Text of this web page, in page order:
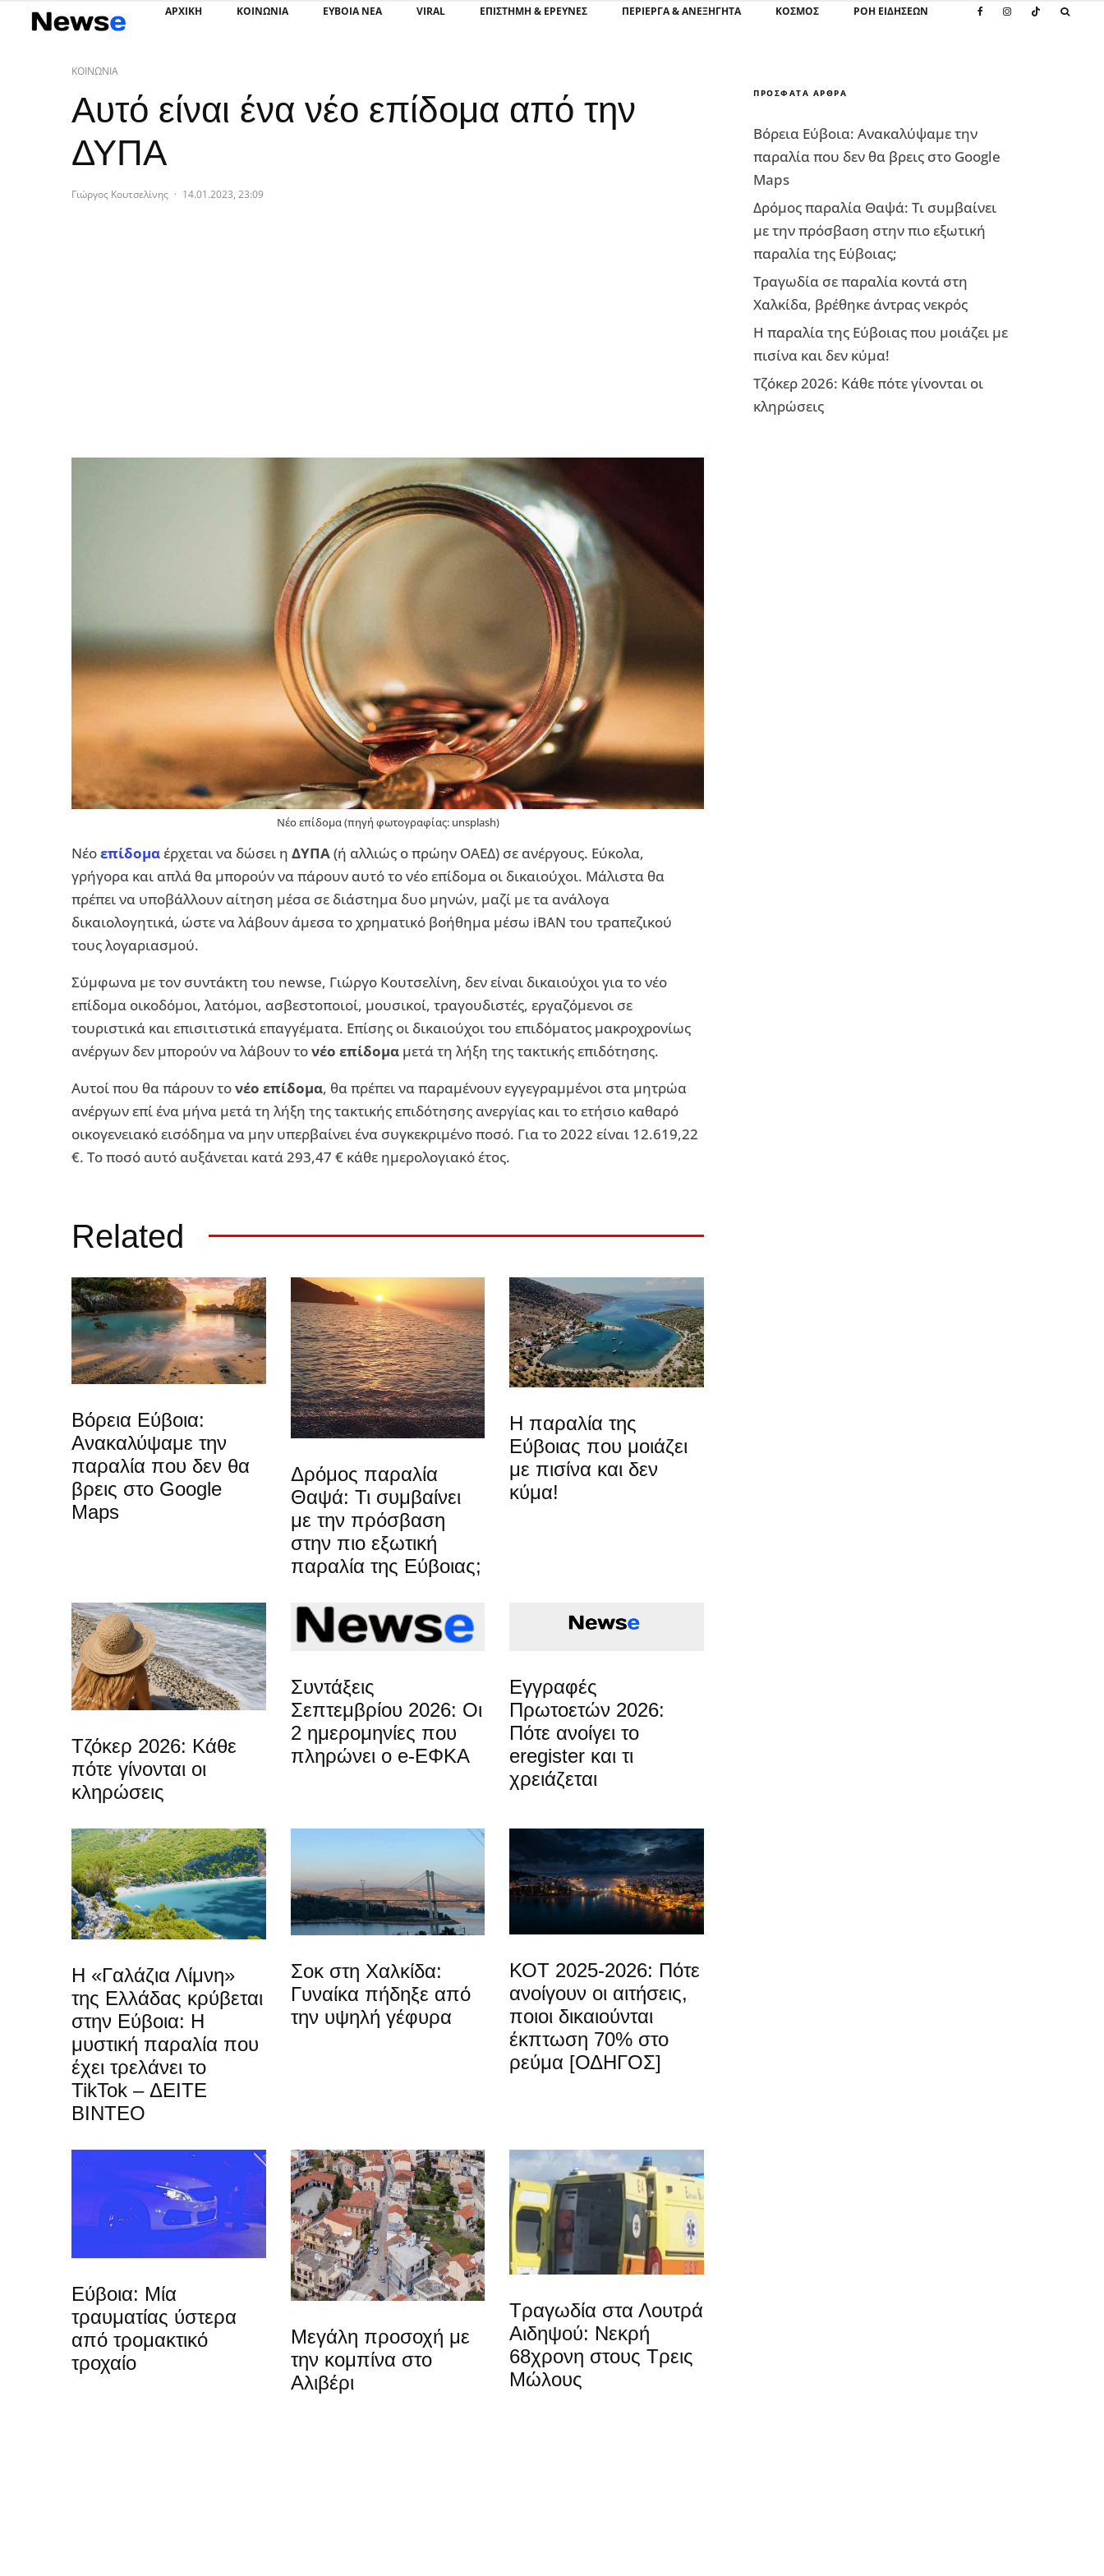
ΑΡΧΙΚΗ ΚΟΙΝΩΝΙΑ ΕΥΒΟΙΑ ΝΕΑ VIRAL ΕΠΙΣΤΉΜΗ & ΈΡΕΥΝΕΣ ΠΕΡΊΕΡΓΑ & ΑΝΕΞΉΓΗΤΑ ΚΌΣΜΟΣ ΡΟΗ ΕΙΔΗΣΕΩΝ
ΚΟΙΝΩΝΙΑ
Αυτό είναι ένα νέο επίδομα από την
ΔΥΠΑ
Γιώργος Κουτσελίνης · 14.01.2023, 23:09
Νέο επίδομα (πηγή φωτογραφίας: unsplash)
Νέοεπίδομαέρχεται να δώσει η ΔΥΠΑ(ή αλλιώς ο πρώην ΟΑΕΔ) σε ανέργους. Εύκολα,
γρήγορα και απλά θα μπορούν να πάρουν αυτό το νέο επίδομα οι δικαιούχοι. Μάλιστα θα
πρέπει να υποβάλλουν αίτηση μέσα σε διάστημα δυο μηνών, μαζί με τα ανάλογα
δικαιολογητικά, ώστε να λάβουν άμεσα το χρηματικό βοήθημα μέσω iBAN του τραπεζικού
τους λογαριασμού.
Σύμφωνα με τον συντάκτη του newse, Γιώργο Κουτσελίνη, δεν είναι δικαιούχοι για το νέο
επίδομα οικοδόμοι, λατόμοι, ασβεστοποιοί, μουσικοί, τραγουδιστές, εργαζόμενοι σε
τουριστικά και επισιτιστικά επαγγέματα. Επίσης οι δικαιούχοι του επιδόματος μακροχρονίως
ανέργων δεν μπορούν να λάβουν τονέο επίδομα μετά τη λήξη της τακτικής επιδότησης.
Αυτοί που θα πάρουν τονέο επίδομα, θα πρέπει να παραμένουν εγγεγραμμένοι στα μητρώα
ανέργων επί ένα μήνα μετά τη λήξη της τακτικής επιδότησης ανεργίας και το ετήσιο καθαρό
οικογενειακό εισόδημα να μην υπερβαίνει ένα συγκεκριμένο ποσό. Για το 2022 είναι 12.619,22
€. Το ποσό αυτό αυξάνεται κατά 293,47 € κάθε ημερολογιακό έτος.
Related
Βόρεια Εύβοια:
Ανακαλύψαμε την
παραλία που δεν θα
βρεις στο Google
Maps
Δρόμος παραλία
Θαψά: Τι συμβαίνει
με την πρόσβαση
στην πιο εξωτική
παραλία της Εύβοιας;
Η παραλία της
Εύβοιας που μοιάζει
με πισίνα και δεν
κύμα!
Τζόκερ 2026: Κάθε
πότε γίνονται οι
κληρώσεις
Συντάξεις
Σεπτεμβρίου 2026: Οι
2 ημερομηνίες που
πληρώνει ο e-ΕΦΚΑ
Εγγραφές
Πρωτοετών 2026:
Πότε ανοίγει το
eregister και τι
χρειάζεται
Η «Γαλάζια Λίμνη»
της Ελλάδας κρύβεται
στην Εύβοια: Η
μυστική παραλία που
έχει τρελάνει το
TikTok – ΔΕΙΤΕ
ΒΙΝΤΕΟ
Σοκ στη Χαλκίδα:
Γυναίκα πήδηξε από
την υψηλή γέφυρα
ΚΟΤ 2025-2026: Πότε
ανοίγουν οι αιτήσεις,
ποιοι δικαιούνται
έκπτωση 70% στο
ρεύμα [ΟΔΗΓΟΣ]
Εύβοια: Μία
τραυματίας ύστερα
από τρομακτικό
τροχαίο
Μεγάλη προσοχή με
την κομπίνα στο
Αλιβέρι
Τραγωδία στα Λουτρά
Αιδηψού: Νεκρή
68χρονη στους Τρεις
Μώλους
ΠΡΌΣΦΑΤΑ ΆΡΘΡΑ
Βόρεια Εύβοια: Ανακαλύψαμε την
παραλία που δεν θα βρεις στο Google
Maps
Δρόμος παραλία Θαψά: Τι συμβαίνει
με την πρόσβαση στην πιο εξωτική
παραλία της Εύβοιας;
Τραγωδία σε παραλία κοντά στη
Χαλκίδα, βρέθηκε άντρας νεκρός
Η παραλία της Εύβοιας που μοιάζει με
πισίνα και δεν κύμα!
Τζόκερ 2026: Κάθε πότε γίνονται οι
κληρώσεις